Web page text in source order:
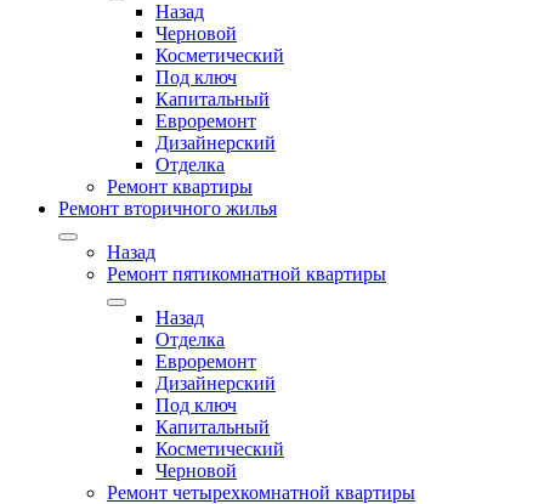
Назад
Черновой
Косметический
Под ключ
Капитальный
Евроремонт
Дизайнерский
Отделка
Ремонт квартиры
Ремонт вторичного жилья
Назад
Ремонт пятикомнатной квартиры
Назад
Отделка
Евроремонт
Дизайнерский
Под ключ
Капитальный
Косметический
Черновой
Ремонт четырехкомнатной квартиры